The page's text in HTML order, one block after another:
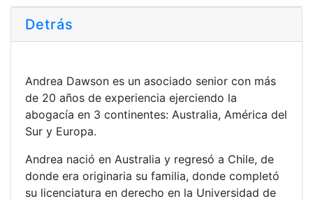
Detrás
Andrea Dawson es un asociado senior con más
de 20 años de experiencia ejerciendo la
abogacía en 3 continentes: Australia, América del
Sur y Europa.
Andrea nació en Australia y regresó a Chile, de
donde era originaria su familia, donde completó
su licenciatura en derecho en la Universidad de